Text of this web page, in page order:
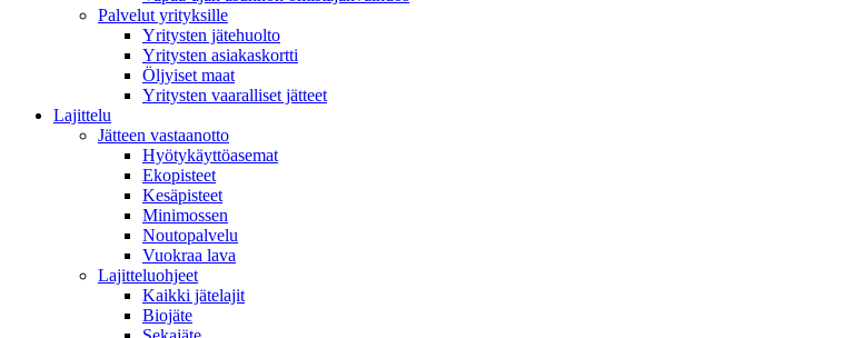
Palvelut yrityksille
Yritysten jätehuolto
Yritysten asiakaskortti
Öljyiset maat
Yritysten vaaralliset jätteet
Lajittelu
Jätteen vastaanotto
Hyötykäyttöasemat
Ekopisteet
Kesäpisteet
Minimossen
Noutopalvelu
Vuokraa lava
Lajitteluohjeet
Kaikki jätelajit
Biojäte